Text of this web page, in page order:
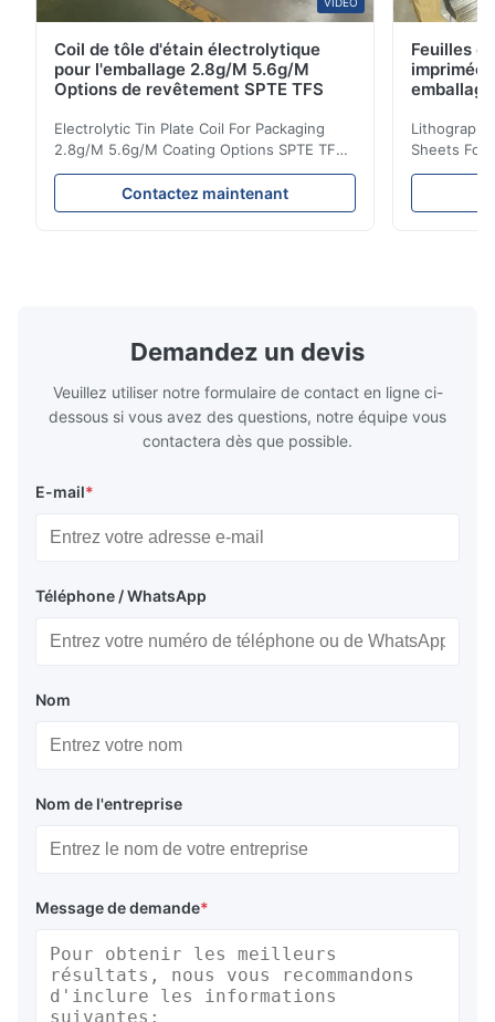
Coil de tôle d'étain électrolytique
pour l'emballage 2.8g/M 5.6g/M
Options de revêtement SPTE TFS
Electrolytic Tin Plate Coil For Packaging
2.8g/M 5.6g/M Coating Options SPTE TFS
Electrolytic Tin Plate Coil for Packaging -
2.8/2.8 & 5.6/5.6g/m Coating Options SPTE
TFS Electrolytic Tin Plate (ETP) represents
specifically for
Contactez maintenant
Feuilles
Sheets For
929mm
packaging
Demandez un devis
Veuillez utiliser notre formulaire de contact en ligne ci-
dessous si vous avez des questions, notre équipe vous
contactera dès que possible.
E-mail*
Téléphone / WhatsApp
Nom
Nom de l'entreprise
Message de demande*